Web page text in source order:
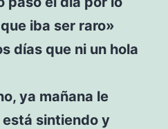
iba ser raro»
días que ni un hola
ya mañana le
sintiendo y